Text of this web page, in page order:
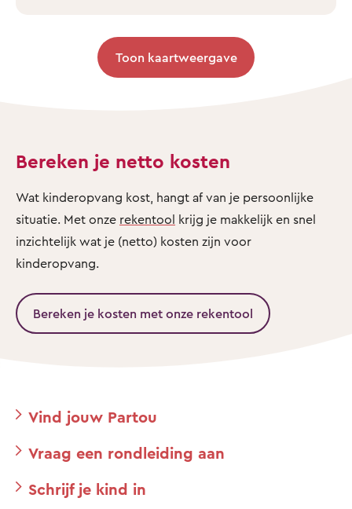
Toon kaartweergave
Bereken je netto kosten
Wat kinderopvang kost, hangt af van je persoonlijke
situatie. Met onze rekentool krijg je makkelijk en snel
inzichtelijk wat je (netto) kosten zijn voor
kinderopvang.
Bereken je kosten met onze rekentool
Vind jouw Partou
Vraag een rondleiding aan
Schrijf je kind in